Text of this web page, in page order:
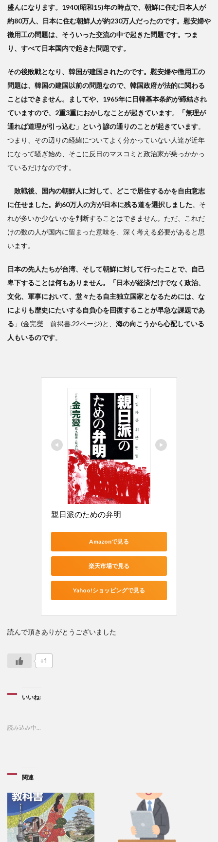
盛んになります。1940(昭和15)年の時点で、朝鮮に住む日本人が
約80万人、日本に住む朝鮮人が約230万人だったのです。慰安婦や
徴用工の問題は、そういった交流の中で起きた問題です。つま
り、すべて日本国内で起きた問題です。
その後敗戦となり、韓国が建国されたのです。慰安婦や徴用工の
問題は、韓国の建国以前の問題なので、韓国政府が法的に関わる
ことはできません。ましてや、1965年に日韓基本条約が締結され
ていますので、2重3重におかしなことが起きています。
「無理が
通れば道理が引っ込む」という諺の通りのことが起きています。
つまり、その辺りの経緯についてよく分かっていない人達が近年
になって騒ぎ始め、そこに反日のマスコミと政治家が乗っかかっ
ているだけなのです。
敗戦後、国内の朝鮮人に対して、どこで居住するかを自由意志
に任せました。約60万人の方が日本に残る道を選択しました。そ
れが多いか少ないかを判断することはできません。ただ、これだ
けの数の人が国内に留まった意味を、深く考える必要があると思
います。
日本の先人たちが台湾、そして朝鮮に対して行ったことで、自己
卑下することは何もありません。「日本が経済だけでなく政治、
文化、軍事において、堂々たる自主独立国家となるためには、な
によりも歴史にたいする自負心を回復することが早急な課題であ
る 」(金完燮 前掲書.22ページ)と、 海の向こうから心配している
人もいるのです。
親日派のための弁明
Amazonで見る
楽天市場で見る
Yahoo!ショッピングで見る
読んで頂きありがとうございました
+1
いいね:
読み込み中…
関連